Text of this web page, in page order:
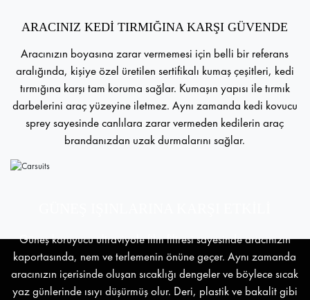
ARACINIZ KEDİ TIRMIĞINA KARŞI GÜVENDE
Aracınızın boyasına zarar vermemesi için belli bir referans
aralığında, kişiye özel üretilen sertifikalı kumaş çeşitleri, kedi
tırmığına karşı tam koruma sağlar. Kumaşın yapısı ile tırmık
darbelerini araç yüzeyine iletmez. Aynı zamanda kedi kovucu
sprey sayesinde canlılara zarar vermeden kedilerin araç
brandanızdan uzak durmalarını sağlar.
Güneş koruyucu ultraviyole film filtresi sayesinde aracınızın
kaportasında, nem ve terlemenin önüne geçer. Aynı zamanda
aracınızın içerisinde oluşan sıcaklığı dengeler ve böylece sıcak
yaz günlerinde ısıyı düşürmüş olur. Deri, plastik ve bakalit gibi